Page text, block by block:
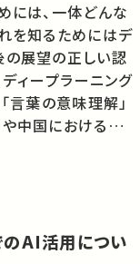
には、一体どんな
を知るためにはデ
の展望の正しい認
ィープラーニング
言葉の意味理解」
中国におけるディ
の研究動向とと
ディープラーニン
きます…